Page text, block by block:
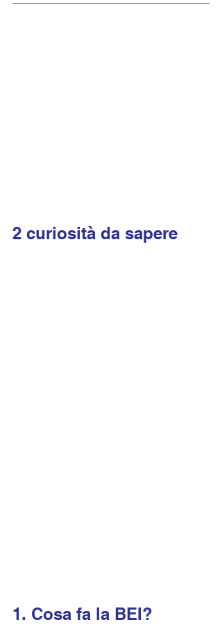
2 curiosità da sapere
1. Cosa fa la BEI?